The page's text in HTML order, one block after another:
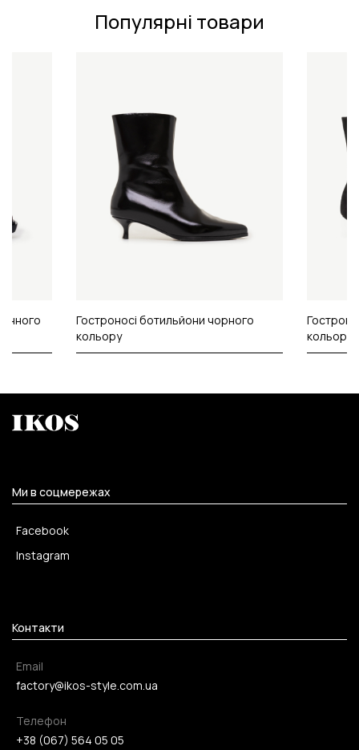
Популярні товари
Гостроносі ботильйони чорного
кольору
кольору
Ми в соцмережах
Facebook
Instagram
Контакти
Email
factory@ikos-style.com.ua
Телефон
+38 (067) 564 05 05